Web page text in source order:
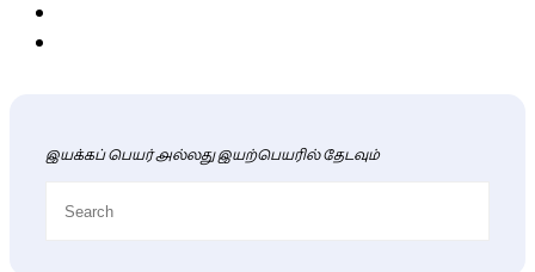
இயக்கப் பெயர் அல்லது இயற்பெயரில் தேடவும்